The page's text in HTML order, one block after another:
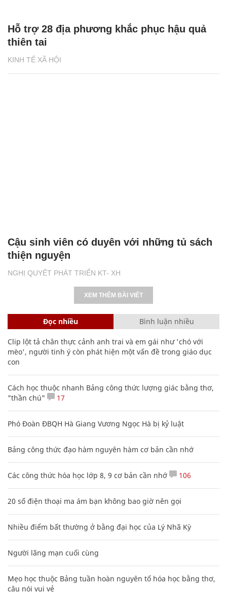
KINH TẾ XÃ HỘI
Hỗ trợ 28 địa phương khắc phục hậu quả
thiên tai
NGHỊ QUYẾT PHÁT TRIỂN KT- XH
Cậu sinh viên có duyên với những tủ sách
thiện nguyện
XEM THÊM BÀI VIẾT
Đọc nhiều Bình luận nhiều
Clip lột tả chân thực cảnh anh trai và em gái như 'chó với
mèo', người tinh ý còn phát hiện một vấn đề trong giáo dục
con
Cách học thuộc nhanh Bảng công thức lượng giác bằng thơ,
"thần chú"
17
Phó Đoàn ĐBQH Hà Giang Vương Ngọc Hà bị kỷ luật
Bảng công thức đạo hàm nguyên hàm cơ bản cần nhớ
Các công thức hóa học lớp 8, 9 cơ bản cần nhớ 106
20 số điện thoại ma ám bạn không bao giờ nên gọi
Nhiều điểm bất thường ở bằng đại học của Lý Nhã Kỳ
Người lãng mạn cuối cùng
Mẹo học thuộc Bảng tuần hoàn nguyên tố hóa học bằng thơ,
câu nói vui vẻ